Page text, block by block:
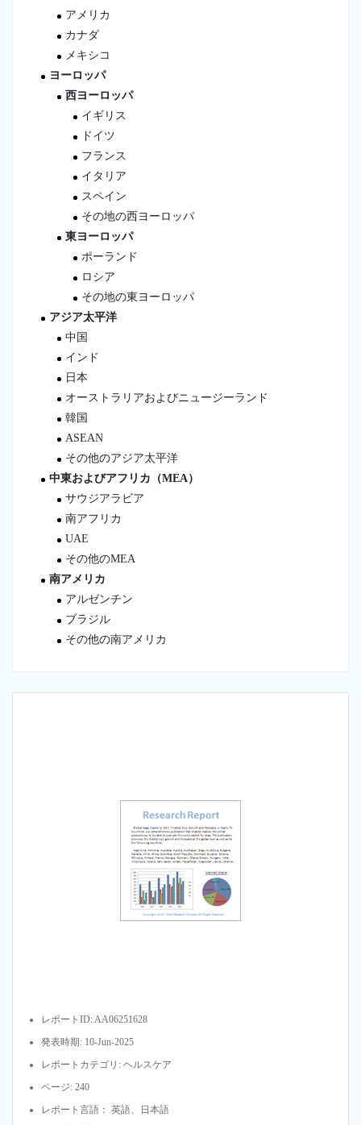
アメリカ
カナダ
メキシコ
ヨーロッパ
西ヨーロッパ
イギリス
ドイツ
フランス
イタリア
スペイン
その地の西ヨーロッパ
東ヨーロッパ
ポーランド
ロシア
その地の東ヨーロッパ
アジア太平洋
中国
インド
日本
オーストラリアおよびニュージーランド
韓国
ASEAN
その他のアジア太平洋
中東およびアフリカ（MEA）
サウジアラビア
南アフリカ
UAE
その他のMEA
南アメリカ
アルゼンチン
ブラジル
その他の南アメリカ
レポートID: AA06251628
発表時期: 10-Jun-2025
レポートカテゴリ: ヘルスケア
ページ: 240
レポート言語： 英語、日本語